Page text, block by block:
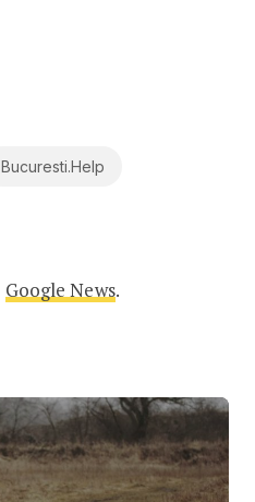
Bucuresti.help
Google News.